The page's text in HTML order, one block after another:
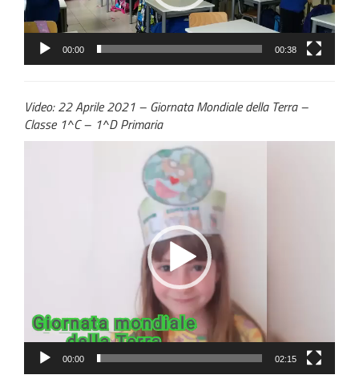
00:00 00:38
Video: 22 Aprile 2021 – Giornata Mondiale della Terra –
Classe 1^C – 1^D Primaria
00:00 02:15